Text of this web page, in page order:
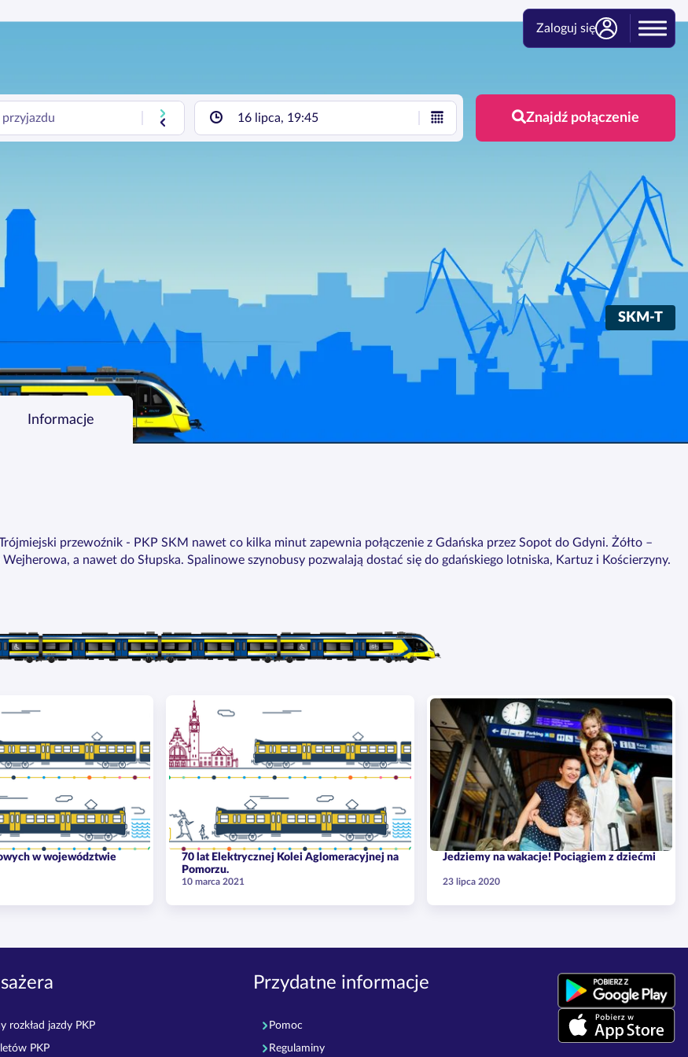
Zaloguj się
16 lipca, 19:45 Znajdź połączenie
SKM-T
Informacje
przewoźnik - PKP SKM nawet co kilka minut zapewnia połączenie z Gdańska przez Sopot do Gdyni. Żółto –
a nawet do Słupska. Spalinowe szynobusy pozwalają dostać się do gdańskiego lotniska, Kartuz i Kościerzyny.
w województwie
70 lat Elektrycznej Kolei Aglomeracyjnej na
Pomorzu.
10 marca 2021
Jedziemy na wakacje! Pociągiem z dziećmi
23 lipca 2020
rozkład jazdy PKP
PKP
Przydatne informacje
Pomoc
Regulaminy